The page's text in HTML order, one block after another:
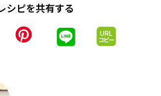
シピを共有する